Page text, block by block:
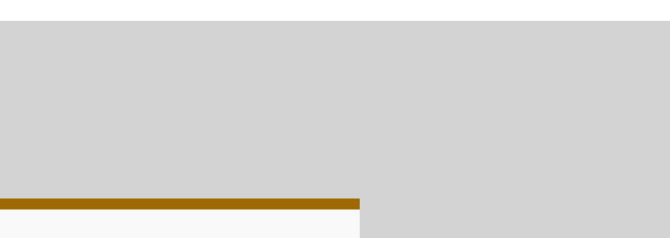
Principais com